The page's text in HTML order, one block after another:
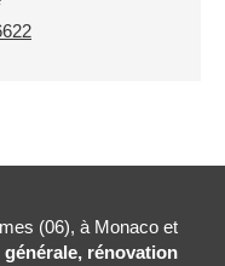
(06), à Monaco et
rénovation